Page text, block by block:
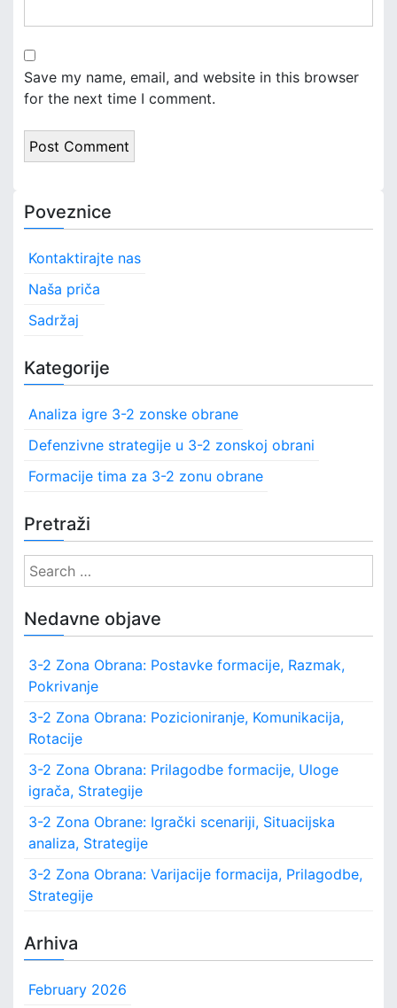
Save my name, email, and website in this browser
for the next time I comment.
Poveznice
Kontaktirajte nas
Naša priča
Sadržaj
Kategorije
Analiza igre 3-2 zonske obrane
Defenzivne strategije u 3-2 zonskoj obrani
Formacije tima za 3-2 zonu obrane
Pretraži
S
e
r
h
o
Nedavne objave
3-2 Zona Obrana: Postavke formacije, Razmak,
Pokrivanje
3-2 Zona Obrana: Pozicioniranje, Komunikacija,
Rotacije
3-2 Zona Obrana: Prilagodbe formacije, Uloge
igrača, Strategije
3-2 Zona Obrane: Igrački scenariji, Situacijska
analiza, Strategije
3-2 Zona Obrana: Varijacije formacija, Prilagodbe,
Strategije
Arhiva
February 2026